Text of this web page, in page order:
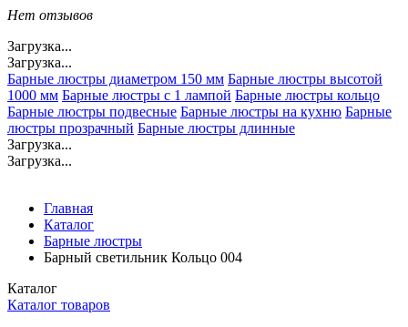
Нет отзывов
Загрузка...
Загрузка...
Барные люстры диаметром 150 мм Барные люстры высотой
1000 мм Барные люстры с 1 лампой Барные люстры кольцо
Барные люстры подвесные Барные люстры на кухню Барные
люстры прозрачный Барные люстры длинные
Загрузка...
Загрузка...
Главная
Каталог
Барные люстры
Барный светильник Кольцо 004
Каталог
Каталог товаров